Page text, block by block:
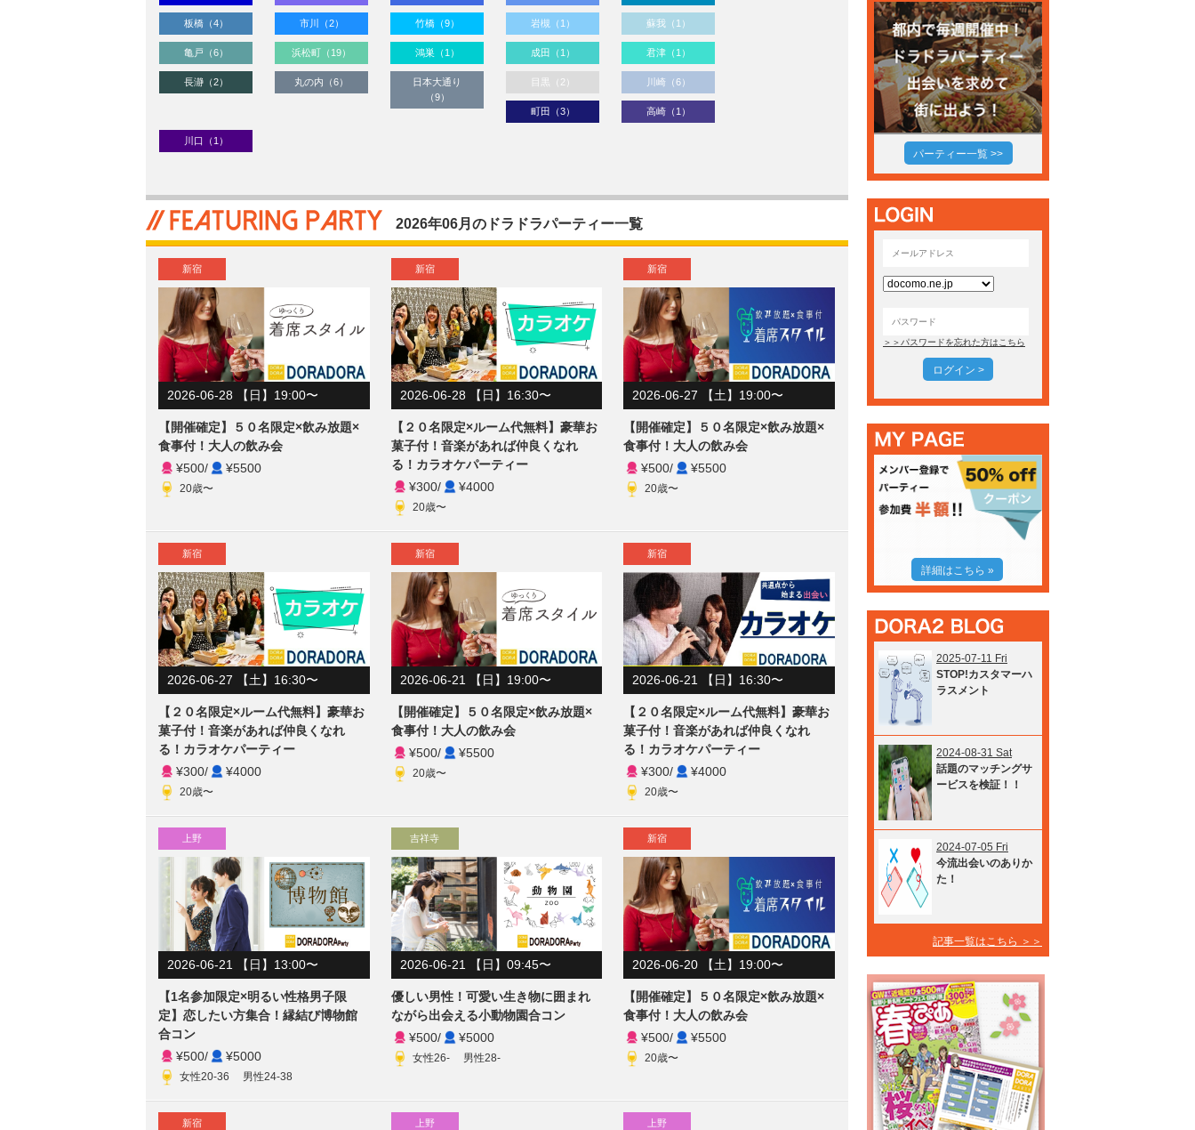
板橋（4） 市川（2） 竹橋（9） 岩槻（1） 蘇我（1）
亀戸（6） 浜松町（19） 鴻巣（1） 成田（1） 君津（1）
長瀞（2） 丸の内（6）
日本大通り
（9）
目黒（2） 川崎（6）
町田（3） 高崎（1）
川口（1）
2026年06月のドラドラパーティー一覧
新宿
2026-06-28 【日】19:00〜
【開催確定】５０名限定×飲み放題×
食事付！大人の飲み会
¥500/ ¥5500
20歳〜
新宿
2026-06-28 【日】16:30〜
【２０名限定×ルーム代無料】豪華お
菓子付！音楽があれば仲良くなれ
る！カラオケパーティー
¥300/ ¥4000
20歳〜
新宿
2026-06-27 【土】19:00〜
【開催確定】５０名限定×飲み放題×
食事付！大人の飲み会
¥500/ ¥5500
20歳〜
新宿
2026-06-27 【土】16:30〜
【２０名限定×ルーム代無料】豪華お
菓子付！音楽があれば仲良くなれ
る！カラオケパーティー
¥300/ ¥4000
20歳〜
新宿
2026-06-21 【日】19:00〜
【開催確定】５０名限定×飲み放題×
食事付！大人の飲み会
¥500/ ¥5500
20歳〜
新宿
2026-06-21 【日】16:30〜
【２０名限定×ルーム代無料】豪華お
菓子付！音楽があれば仲良くなれ
る！カラオケパーティー
¥300/ ¥4000
20歳〜
上野
2026-06-21 【日】13:00〜
【1名参加限定×明るい性格男子限
定】恋したい方集合！縁結び博物館
合コン
¥500/ ¥5000
女性20-36 男性24-38
吉祥寺
2026-06-21 【日】09:45〜
優しい男性！可愛い生き物に囲まれ
ながら出会える小動物園合コン
¥500/ ¥5000
女性26- 男性28-
新宿
2026-06-20 【土】19:00〜
【開催確定】５０名限定×飲み放題×
食事付！大人の飲み会
¥500/ ¥5500
20歳〜
新宿 上野 上野
パーティー一覧 >>
＞＞パスワードを忘れた方はこちら
ログイン >
詳細はこちら »
2025-07-11 Fri
STOP!カスタマーハ
ラスメント
2024-08-31 Sat
話題のマッチングサ
ービスを検証！！
2024-07-05 Fri
今流出会いのありか
た！
記事一覧はこちら ＞＞